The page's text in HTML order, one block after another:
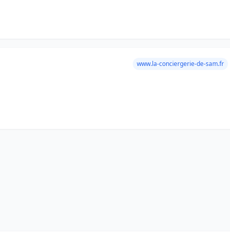
www.la-conciergerie-de-sam.fr